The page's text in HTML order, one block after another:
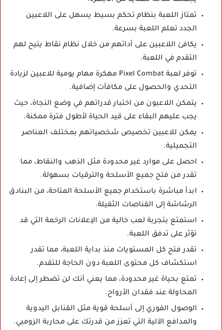
تمتاز اللعبة بنظام تحكم بسيط يسهل على اللاعبين
الجدد تعلم اللعبة بسرعة.
يكافئ اللاعبين على أدائهم من خلال نظام نقاط يتيح لهم
التقدم في اللعبة.
توفر لعبة Pixel Combat مهكرة مهام يومية للاعبين لزيادة
التحدي والحصول على مكافآت إضافية.
يتمكن اللاعبون من اختبار قدراتهم في وضع النجاة، حيث
يجب عليهم البقاء على قيد الحياة لأطول فترة ممكنة.
يمكن للاعبين تخصيص شخصياتهم بمختلف العناصر
التجميلية.
احصل على موارد غير محدودة مثل الذهب والنقاط، مما
تقدر من فتح جميع الأسلحة والترقيات بسهولة.
ابدأ مباشرة باستخدام جميع الأسلحة المتاحة، من البنادق
الرشاشة إلى القناصات الثقيلة.
استمتع بتجربة لعب خالية من الإعلانات الرخمة التي قد
تؤثر على تدفق اللعبة.
تقدر فتح كل المستويات منذ بداية اللعبة، مما تقدر
استكشاف كل محتوى اللعبة دون الحاجة للتقدم.
تمتع بحياة غير محدودة، مما يعني أنك لن تضطر إلى إعادة
المحاولة عند فقدان الأرواح.
الوصول الفوري إلى أسلحة قوية مثل القنابل اليدوية
والمدافع الآلية التي تعزز من قدرتك على محاربة الزومبي.